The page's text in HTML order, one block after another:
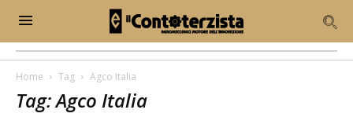
Home Tag Agco Italia
Tag: Agco Italia